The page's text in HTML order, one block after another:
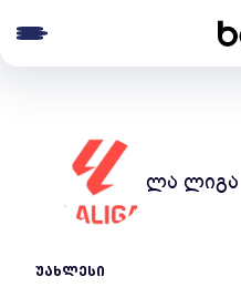
ლა ლიგა
ᲣᲐᲮᲚᲔᲡᲘ